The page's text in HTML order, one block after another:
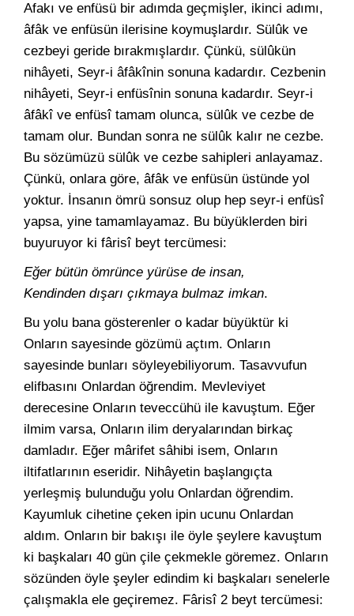
Afakı ve enfüsü bir adımda geçmişler, ikinci adımı,
âfâk ve enfüsün ilerisine koymuşlardır. Sülûk ve
cezbeyi geride bırakmışlardır. Çünkü, sülûkün
nihâyeti, Seyr-i âfâkînin sonuna kadardır. Cezbenin
nihâyeti, Seyr-i enfüsînin sonuna kadardır. Seyr-i
âfâkî ve enfüsî tamam olunca, sülûk ve cezbe de
tamam olur. Bundan sonra ne sülûk kalır ne cezbe.
Bu sözümüzü sülûk ve cezbe sahipleri anlayamaz.
Çünkü, onlara göre, âfâk ve enfüsün üstünde yol
yoktur. İnsanın ömrü sonsuz olup hep seyr-i enfüsî
yapsa, yine tamamlayamaz. Bu büyüklerden biri
buyuruyor ki fârisî beyt tercümesi:
Eğer bütün ömrünce yürüse de insan,
Kendinden dışarı çıkmaya bulmaz imkan.
Bu yolu bana gösterenler o kadar büyüktür ki
Onların sayesinde gözümü açtım. Onların
sayesinde bunları söyleyebiliyorum. Tasavvufun
elifbasını Onlardan öğrendim. Mevleviyet
derecesine Onların teveccühü ile kavuştum. Eğer
ilmim varsa, Onların ilim deryalarından birkaç
damladır. Eğer mârifet sâhibi isem, Onların
iltifatlarının eseridir. Nihâyetin başlangıçta
yerleşmiş bulunduğu yolu Onlardan öğrendim.
Kayumluk cihetine çeken ipin ucunu Onlardan
aldım. Onların bir bakışı ile öyle şeylere kavuştum
ki başkaları 40 gün çile çekmekle göremez. Onların
sözünden öyle şeyler edindim ki başkaları senelerle
çalışmakla ele geçiremez. Fârisî 2 beyt tercümesi: